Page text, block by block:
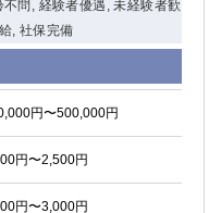
問, 経験者優遇, 未経験者歓
, 社保完備
円〜500,000円
円〜2,500円
円〜3,000円